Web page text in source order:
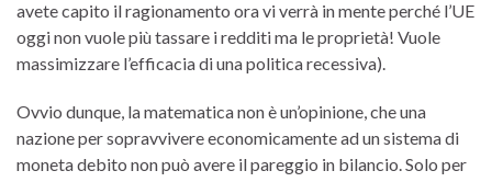
avete capito il ragionamento ora vi verrà in mente perché l’UE
oggi non vuole più tassare i redditi ma le proprietà! Vuole
massimizzare l’efficacia di una politica recessiva).
Ovvio dunque, la matematica non è un’opinione, che una
nazione per sopravvivere economicamente ad un sistema di
moneta debito non può avere il pareggio in bilancio. Solo per